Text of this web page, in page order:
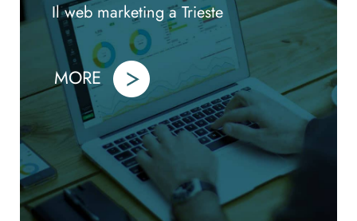
Il web marketing a Trieste
MORE